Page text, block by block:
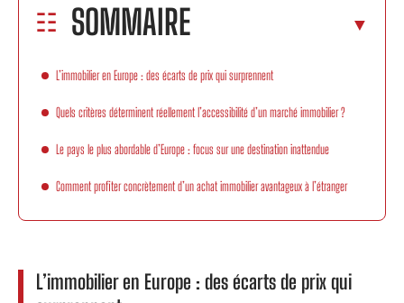
SOMMAIRE
L’immobilier en Europe : des écarts de prix qui surprennent
Quels critères déterminent réellement l’accessibilité d’un marché immobilier ?
Le pays le plus abordable d’Europe : focus sur une destination inattendue
Comment profiter concrètement d’un achat immobilier avantageux à l’étranger
L’immobilier en Europe : des écarts de prix qui